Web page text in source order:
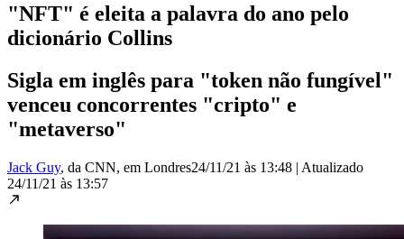
"NFT" é eleita a palavra do ano pelo
dicionário Collins
Sigla em inglês para "token não fungível"
venceu concorrentes "cripto" e
"metaverso"
Jack Guy, da CNN, em Londres24/11/21 às 13:48 | Atualizado
24/11/21 às 13:57